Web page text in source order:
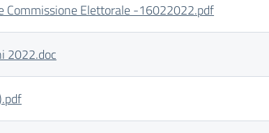
Commissione Elettorale -16022022.pdf
2022.doc